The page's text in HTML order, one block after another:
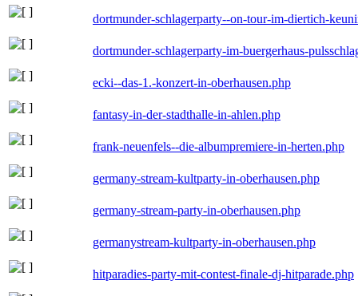
dortmunder-schlagerparty--on-tour-im-diertich-
dortmunder-schlagerparty-im-buergerhaus-
ecki--das-1.-konzert-in-oberhausen.php
fantasy-in-der-stadthalle-in-ahlen.php
frank-neuenfels--die-albumpremiere-in-herten.php
germany-stream-kultparty-in-oberhausen.php
germany-stream-party-in-oberhausen.php
germanystream-kultparty-in-oberhausen.php
hitparadies-party-mit-contest-finale-dj-hitparade.php